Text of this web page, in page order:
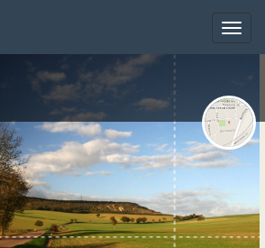
Toggle
Toggle